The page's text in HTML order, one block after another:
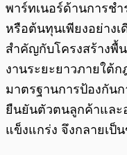
พาร์ทเนอร์ด้านการช
หรือต้นทุนเพียงอย่าง
สำคัญกับโครงสร้างพื้
งานระยะยาวภายใต้ก
มาตรฐานการป้องกัน
ยืนยันตัวตนลูกค้าและ
แข็งแกร่ง จึงกลายเ